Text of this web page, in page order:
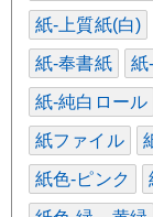
紙-上質紙(白)
紙-奉書紙 紙
紙-純白ロール
紙ファイル
紙色-ピンク